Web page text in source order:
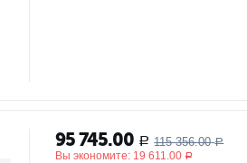
95 745.00 Р 115 356.00 Р
Вы экономите: 19 611.00 Р